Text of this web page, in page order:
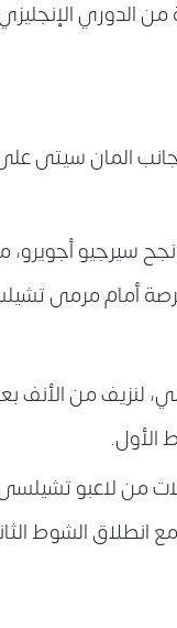
من الدوري
سيتى على
سيرجيو
لنزيف من
الأول.
من لاعبو تشيلسى
الشوط